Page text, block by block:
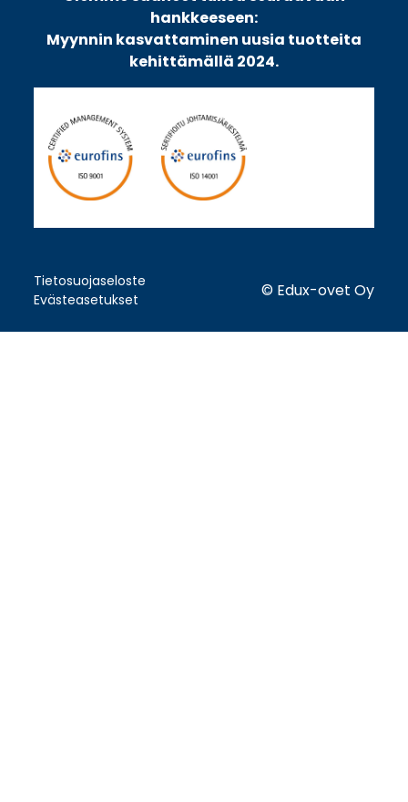
hankkeeseen:
Myynnin kasvattaminen uusia tuotteita
kehittämällä 2024.
Tietosuojaseloste
Evästeasetukset
© Edux-ovet Oy